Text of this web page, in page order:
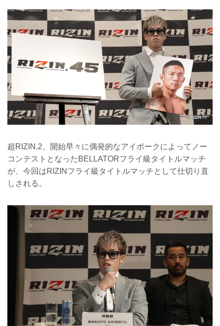
超RIZIN.2、開始早々に偶発的なアイポークによってノー
コンテストとなったBELLATORフライ級タイトルマッチ
が、今回はRIZINフライ級タイトルマッチとして仕切り直
しされる。